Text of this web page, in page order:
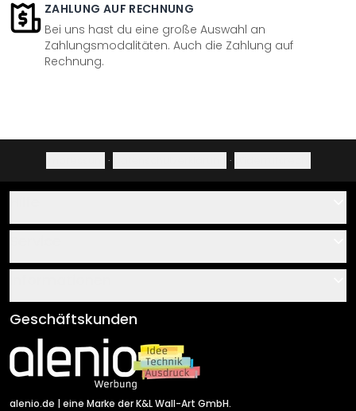
ZAHLUNG AUF RECHNUNG
Bei uns hast du eine große Auswahl an
Zahlungsmodalitäten. Auch die Zahlung auf
Rechnung.
· ·
Über uns
Klebe- und Montageanleitungen
Newsletter An-/Abmeldung
Sendungsverfolgung
AGB
Impressum
Versand & Zahlung
Rücksendung
Geschäftskunden
alenio.de | eine Marke der K&L Wall-Art GmbH.